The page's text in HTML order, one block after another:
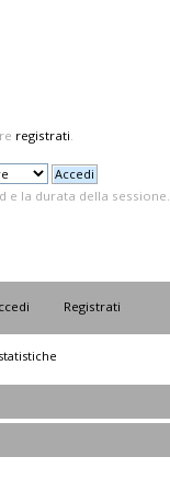
registrati.
e la durata della sessione.
Registrati